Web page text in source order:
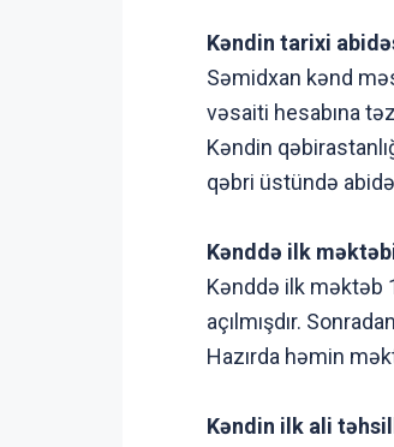
Kəndin tarixi
Səmidxan kənd
vəsaiti hesabına
Kəndin
qəbri üstündə
Kənddə ilk
Kənddə ilk məktəb
açılmışdır.
Hazırda həmin
Kəndin ilk ali